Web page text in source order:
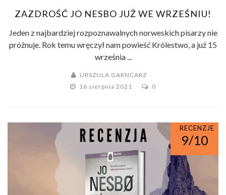
ZAZDROŚĆ JO NESBO JUŻ WE WRZEŚNIU!
Jeden z najbardziej rozpoznawalnych norweskich pisarzy nie
próżnuje. Rok temu wręczył nam powieść Królestwo, a już 15
września ...
URSZULA GARNCARZ
16 sierpnia 2021
0
RECENZJE
9/10